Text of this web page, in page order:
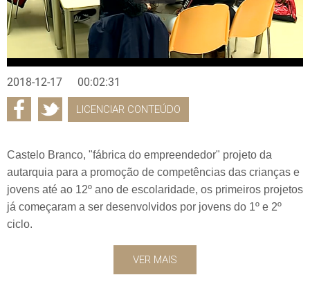
2018-12-17 00:02:31
LICENCIAR CONTEÚDO
Castelo Branco, "fábrica do empreendedor" projeto da
autarquia para a promoção de competências das crianças e
jovens até ao 12º ano de escolaridade, os primeiros projetos
já começaram a ser desenvolvidos por jovens do 1º e 2º
ciclo.
VER MAIS